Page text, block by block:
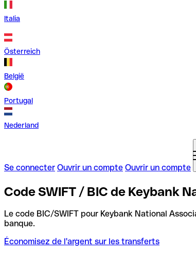
Italia
Österreich
België
Portugal
Nederland
Se connecter Ouvrir un compte Ouvrir un compte
Code SWIFT / BIC de Keybank
Le code BIC/SWIFT pour Keybank National
banque.
Économisez de l'argent sur les transferts